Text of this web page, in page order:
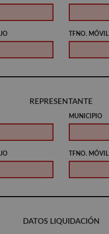
TFNO. MÓVIL
REPRESENTANTE
MUNICIPIO
TFNO. MÓVIL
DATOS LIQUIDACIÓN